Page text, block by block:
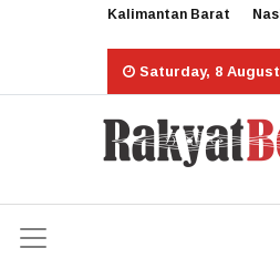
Kalimantan Barat
Saturday, 8 August